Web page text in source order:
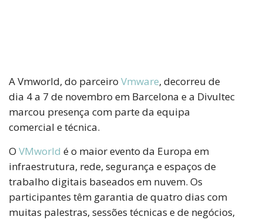
A Vmworld, do parceiro Vmware, decorreu de
dia 4 a 7 de novembro em Barcelona e a Divultec
marcou presença com parte da equipa
comercial e técnica.
O VMworld é o maior evento da Europa em
infraestrutura, rede, segurança e espaços de
trabalho digitais baseados em nuvem. Os
participantes têm garantia de quatro dias com
muitas palestras, sessões técnicas e de negócios,